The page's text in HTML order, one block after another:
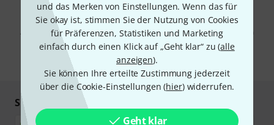
und das Merken von Einstellungen. Wenn das für
Sie okay ist, stimmen Sie der Nutzung von Cookies
für Präferenzen, Statistiken und Marketing
einfach durch einen Klick auf „Geht klar“ zu (alle
anzeigen).
Sie können Ihre erteilte Zustimmung jederzeit
über die Cookie-Einstellungen (hier) widerrufen.
Geht klar
Mit Klick auf „Jetzt anmelden“ stimmen Sie dem Erhalt von E-Mail-
Werbung und einer Messung des E-Mail-Nutzungsverhaltens zu. Die
Abmeldung ist jederzeit möglich. Weitere Informationen finden Sie in
unseren
Datenschutzhinweisen .
* Pflichtfeld
Sicher einkaufen & bezahlen